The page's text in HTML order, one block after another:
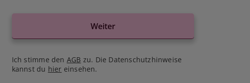
Weiter
Ich stimme den AGB zu. Die Datenschutzhinweise
kannst du hier einsehen.